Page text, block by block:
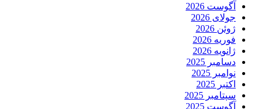
آگوست 2026
جولای 2026
ژوئن 2026
فوریه 2026
ژانویه 2026
دسامبر 2025
نوامبر 2025
اکتبر 2025
سپتامبر 2025
آگوست 2025